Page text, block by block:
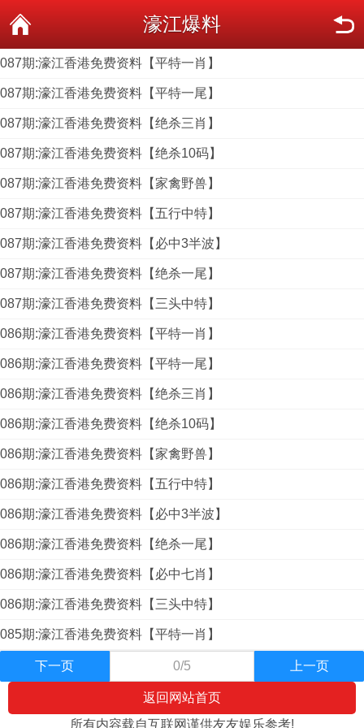
濠江爆料
087期:濠江香港免费资料【平特一肖】
087期:濠江香港免费资料【平特一尾】
087期:濠江香港免费资料【绝杀三肖】
087期:濠江香港免费资料【绝杀10码】
087期:濠江香港免费资料【家禽野兽】
087期:濠江香港免费资料【五行中特】
087期:濠江香港免费资料【必中3半波】
087期:濠江香港免费资料【绝杀一尾】
087期:濠江香港免费资料【三头中特】
086期:濠江香港免费资料【平特一肖】
086期:濠江香港免费资料【平特一尾】
086期:濠江香港免费资料【绝杀三肖】
086期:濠江香港免费资料【绝杀10码】
086期:濠江香港免费资料【家禽野兽】
086期:濠江香港免费资料【五行中特】
086期:濠江香港免费资料【必中3半波】
086期:濠江香港免费资料【绝杀一尾】
086期:濠江香港免费资料【必中七肖】
086期:濠江香港免费资料【三头中特】
085期:濠江香港免费资料【平特一肖】
下一页 0/5 上一页
返回网站首页
所有内容载自互联网谨供友友娱乐参考!